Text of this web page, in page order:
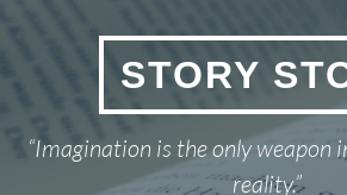
Skip
STORY
“Imagination is the only weapon
reality.”